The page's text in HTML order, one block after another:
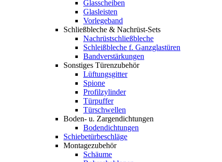
Glasscheiben
Glasleisten
Vorlegeband
Schließbleche & Nachrüst-Sets
Nachrüstschließbleche
Schleißbleche f. Ganzglastüren
Bandverstärkungen
Sonstiges Türenzubehör
Lüftungsgitter
Spione
Profilzylinder
Türpuffer
Türschwellen
Boden- u. Zargendichtungen
Bodendichtungen
Schiebetürbeschläge
Montagezubehör
Schäume